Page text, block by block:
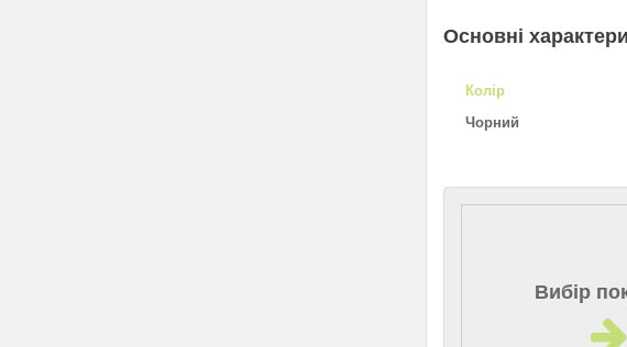
Основні
Колір
Чорний
Вибір